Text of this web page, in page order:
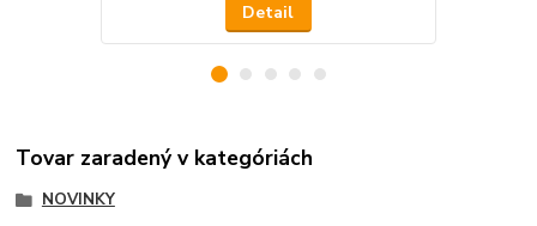
Detail
Tovar zaradený v kategóriách
NOVINKY